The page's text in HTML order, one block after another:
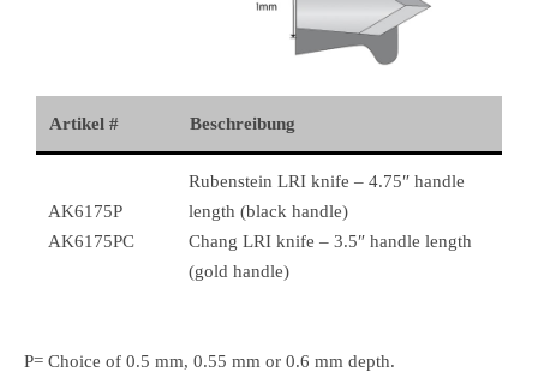
Artikel # Beschreibung
AK6175P
AK6175PC
Rubenstein LRI knife – 4.75″ handle
length (black handle)
Chang LRI knife – 3.5″ handle length
(gold handle)
P= Choice of 0.5 mm, 0.55 mm or 0.6 mm depth.